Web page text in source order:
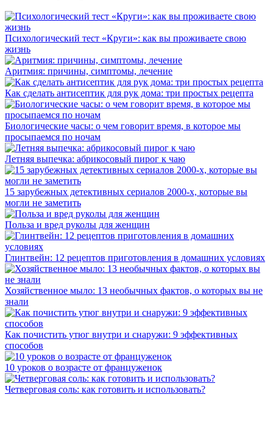
Психологический тест «Круги»: как вы проживаете свою
жизнь
Аритмия: причины, симптомы, лечение
Как сделать антисептик для рук дома: три простых рецепта
Биологические часы: о чем говорит время, в которое мы
просыпаемся по ночам
Летняя выпечка: абрикосовый пирог к чаю
15 зарубежных детективных сериалов 2000-х, которые вы
могли не заметить
Польза и вред руколы для женщин
Глинтвейн: 12 рецептов приготовления в домашних условиях
Хозяйственное мыло: 13 необычных фактов, о которых вы не
знали
Как почистить утюг внутри и снаружи: 9 эффективных
способов
10 уроков о возрасте от француженок
Четверговая соль: как готовить и использовать?